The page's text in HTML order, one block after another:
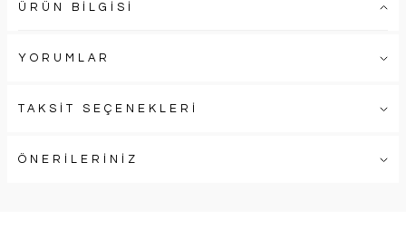
ÜRÜN BİLGİSİ
YORUMLAR
TAKSİT SEÇENEKLERİ
ÖNERİLERİNİZ